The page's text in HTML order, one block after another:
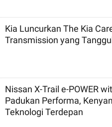
Kia Luncurkan The Kia
Transmission yang
Nissan X-Trail e-POWER
Padukan Performa,
Teknologi Terdepan